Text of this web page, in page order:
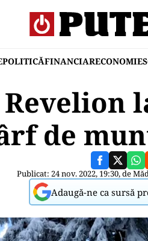
POLITICĂFINANCIARECONOMIE
de
Publicat: 24 nov. 2022, 19:30, de
Adaugă-ne ca sursă